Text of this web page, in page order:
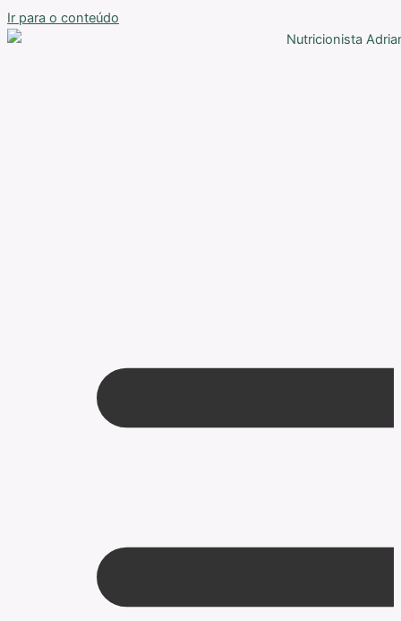
Ir para o conteúdo